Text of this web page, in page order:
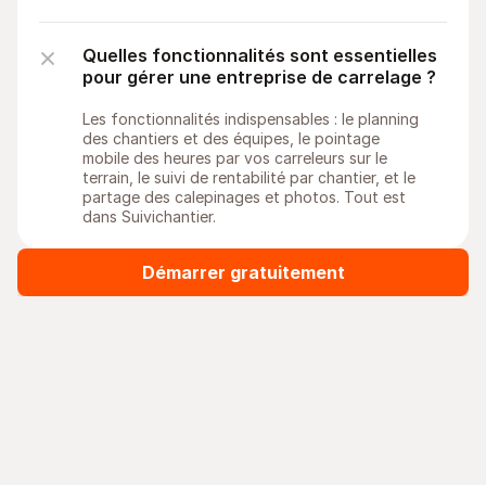
Quelles fonctionnalités sont essentielles
pour gérer une entreprise de carrelage ?
Les fonctionnalités indispensables : le planning
des chantiers et des équipes, le pointage
mobile des heures par vos carreleurs sur le
terrain, le suivi de rentabilité par chantier, et le
partage des calepinages et photos. Tout est
dans Suivichantier.
Démarrer gratuitement